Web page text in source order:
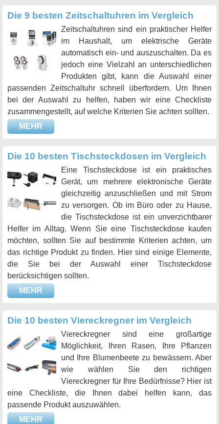
Die 9 besten Zeitschaltuhren im Vergleich
Zeitschaltuhren sind ein praktischer Helfer
im Haushalt, um elektrische Geräte
automatisch ein- und auszuschalten. Da es
jedoch eine Vielzahl an unterschiedlichen
Produkten gibt, kann die Auswahl einer
passenden Zeitschaltuhr schnell überfordern. Um Ihnen
bei der Auswahl zu helfen, haben wir eine Checkliste
zusammengestellt, auf welche Kriterien Sie achten sollten.
MEHR
Die 10 besten Tischsteckdosen im Vergleich
Eine Tischsteckdose ist ein praktisches
Gerät, um mehrere elektronische Geräte
gleichzeitig anzuschließen und mit Strom
zu versorgen. Ob im Büro oder zu Hause,
die Tischsteckdose ist ein unverzichtbarer
Helfer im Alltag. Wenn Sie eine Tischsteckdose kaufen
möchten, sollten Sie auf bestimmte Kriterien achten, um
das richtige Produkt zu finden. Hier sind einige Elemente,
die Sie bei der Auswahl einer Tischsteckdose
berücksichtigen sollten.
MEHR
Die 10 besten Viereckregner im Vergleich
Viereckregner sind eine großartige
Möglichkeit, Ihren Rasen, Ihre Pflanzen
und Ihre Blumenbeete zu bewässern. Aber
wie wählen Sie den richtigen
Viereckregner für Ihre Bedürfnisse? Hier ist
eine Checkliste, die Ihnen dabei helfen kann, das
passende Produkt auszuwählen.
MEHR